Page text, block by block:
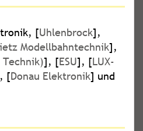
[Uhlenbrock],
Modellbahntechnik],
], [ESU], [LUX-
[Donau Elektronik] und